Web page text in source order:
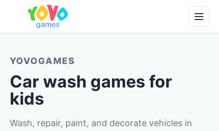
YOVOGAMES
Car wash games for
kids
Wash, repair, paint, and decorate vehicles in